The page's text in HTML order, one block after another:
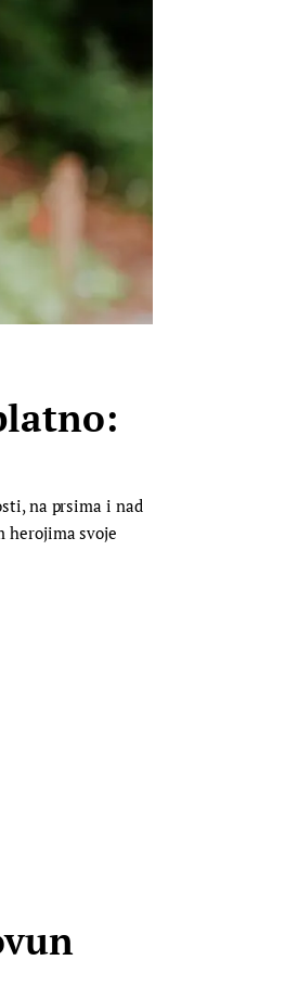
na prsima i nad
herojima svoje